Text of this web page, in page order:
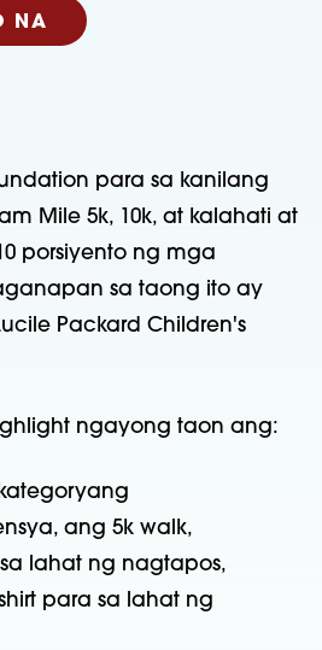
NA
para sa kanilang
Mile 5k, 10k, at kalahati at
porsiyento ng mga
sa taong ito ay
Packard Children's
ngayong taon ang:
ang 5k walk,
lahat ng nagtapos,
para sa lahat ng